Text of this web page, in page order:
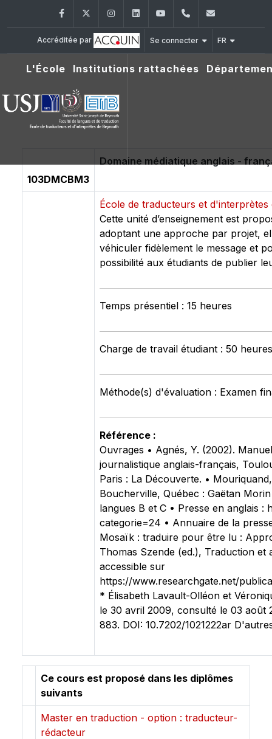
FacebookTwitter InstagramLinkedInYouTube+961 (1) 421 000
Accréditée par Se connecter FR
L'École Institutions rattachées
103DMCBM3
Domaine médiatique anglais -
École de traducteurs et
Cette unité d’enseignement est
adoptant une approche par projet,
véhiculer fidèlement le message et
possibilité aux étudiants de publier
Temps présentiel : 15 heures
Charge de travail étudiant : 50 heures
Méthode(s) d'évaluation : Examen
Référence :
Ouvrages • Agnés, Y. (2002).
journalistique anglais-français,
Paris : La Découverte. •
Boucherville, Québec : Gaëtan
langues B et C • Presse en anglais
categorie=24 • Annuaire de la
Mosaïk : traduire pour être lu :
Thomas Szende (ed.), Traduction et
accessible sur
https://www.researchgate.net/
* Élisabeth Lavault-Olléon et
le 30 avril 2009, consulté le 03 août
883. DOI: 10.7202/1021222ar
Ce cours est proposé dans les diplômes
suivants
Master en traduction - option : traducteur-
rédacteur